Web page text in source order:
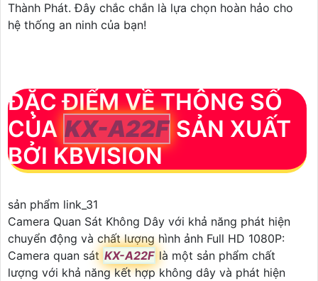
Thành Phát. Đây chắc chắn là lựa chọn hoàn hảo cho
hệ thống an ninh của bạn!
ĐẶC ĐIỂM VỀ THÔNG SỐ
CỦA KX-A22F SẢN XUẤT
BỞI KBVISION
sản phẩm link_31
Camera Quan Sát Không Dây với khả năng phát hiện
chuyển động và chất lượng hình ảnh Full HD 1080P:
Camera quan sát KX-A22F là một sản phẩm chất
lượng với khả năng kết hợp không dây và phát hiện